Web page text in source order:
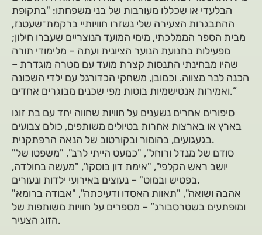
הבלעדי או שכללו מעורבות של בני משפחתו: "בתקופת
ההתבגרות הצעירה שלי נשזרו חוויותיי ברקמת־שעטנז,
מבית הספר הממלכתי, מימי המועד הנוצריים שעברו חילון;
מפעילות בתנועת הנוער הציונית ועתה – מלימודי תורה
שהיו מבחינתי התנסות קצרת מועד עם מטרה מוגדרת –
הכנה לבר מצווה. וכמובן, משחקי הכדורגל עם ילדי השכונה
ואמירות אנטישמיות בוטות מפי שכנים מבוגרים אחדים.”
סיפורים אחרים נשענים על חוויות שחווה יחד עם בת זוגו
בארץ או בארצות אחרות בטיולים משותפים, כולם צבועים
בגעגועים, בהומור ובקורטוב של הנאה הרפתקנית.
"סודם של מנדל ורוחל", "כמעט הייתי לרב", "משפטו של
יושב ראש הקלפי", "אימת דון בוסקו", "מעשה בחולדה,
בפטיש ובמוט" – נעוצים באירועי ילדות ונעורים.
"אהבה ושואה", "תאוות האסדו ודעיכתה", "אבודה ברומא
ומופתעים בשטרסבורג” – מספרים על חוויות משותפות של
הזוג הצעיר.